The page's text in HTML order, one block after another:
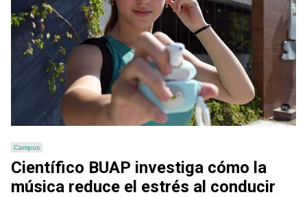
Campus
Científico BUAP investiga cómo la
música reduce el estrés al conducir